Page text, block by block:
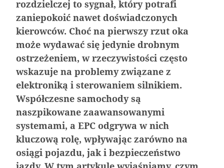
Nagrzane wnętrze samochodu – 5 porad jak
sobie poradzić?
Aerodynamika samochodu w projektowaniu
pojazdów sportowych
Klejenie szyb samochodowych – na czym
polega?
Jak dbać o wnętrze samochodu zimą
rozdzielczej to sygnał, który potrafi
zaniepokoić nawet doświadczonych
kierowców. Choć na pierwszy rzut oka
może wydawać się jedynie drobnym
ostrzeżeniem, w rzeczywistości często
wskazuje na problemy związane z
elektroniką i sterowaniem silnikiem.
Współczesne samochody są
naszpikowane zaawansowanymi
systemami, a EPC odgrywa w nich
kluczową rolę, wpływając zarówno na
osiągi pojazdu, jak i bezpieczeństwo